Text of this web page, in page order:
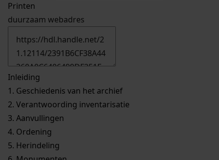
Printen
duurzaam webadres
Inleiding
1. Geschiedenis van het archief
2. Verantwoording inventarisatie
3. Aanvullingen
4. Ordening
5. Herindeling